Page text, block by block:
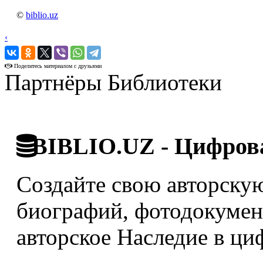
© biblio.uz
‹
›
Поделитесь материалом с друзьями
Партнёры Библиотеки
BIBLIO.UZ -
Создайте свою
биографий,
авторское Наследие в